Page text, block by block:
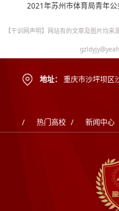
2021年苏州市体育局青年
【干训网声明】网站有的文章及图片均
地址： 重庆市沙坪坝区
/ 热门高校 / 新闻中心